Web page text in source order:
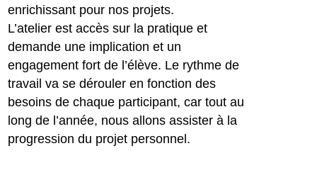
enrichissant pour nos projets.
L’atelier est accès sur la pratique et
demande une implication et un
engagement fort de l’élève. Le rythme de
travail va se dérouler en fonction des
besoins de chaque participant, car tout au
long de l’année, nous allons assister à la
progression du projet personnel.